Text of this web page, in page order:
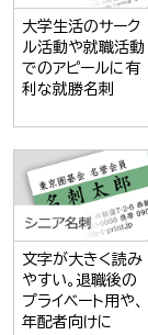
大学生活のサーク
ル活動や就職活動
でのアピールに有
利な就勝名刺
文字が大きく読み
やすい。退職後の
プライベート用や、
年配者向けに